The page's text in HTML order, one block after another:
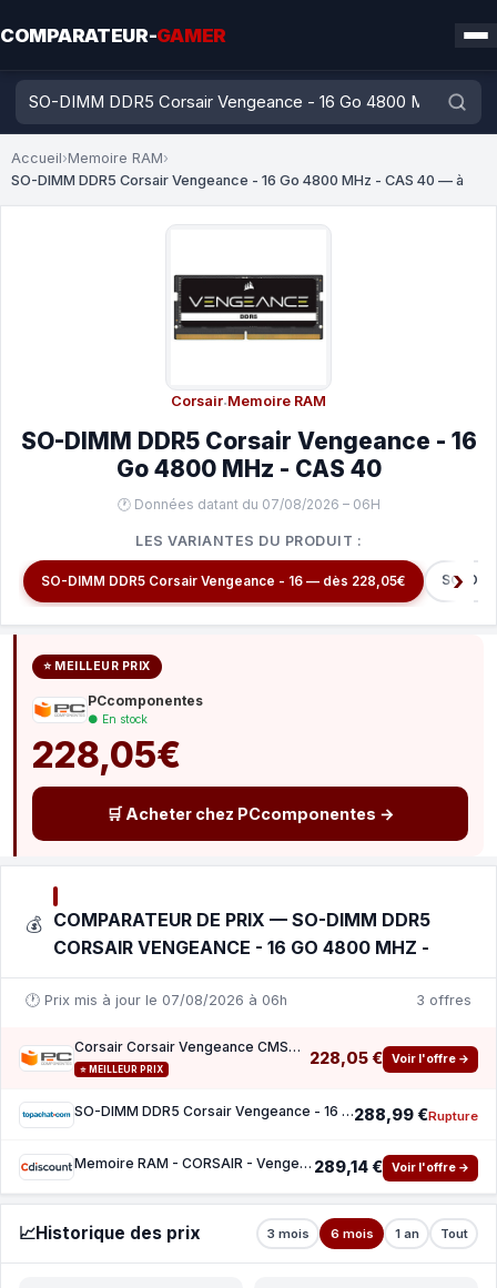
COMPARATEUR-GAMER
Accueil›Memoire RAM›
SO-DIMM DDR5 Corsair Vengeance - 16 Go 4800 MHz - CAS 40 — à
Corsair·Memoire RAM
SO-DIMM DDR5 Corsair Vengeance - 16
Go 4800 MHz - CAS 40
🕐 Données datant du 07/08/2026 – 06H
LES VARIANTES DU PRODUIT :
SO-DIMM DDR5 Corsair Vengeance - 16 — dès 228,05€ SO-
⭐ MEILLEUR PRIX
PCcomponentes
● En stock
228,05€
🛒 Acheter chez PCcomponentes →
💰 COMPARATEUR DE PRIX — SO-DIMM DDR5
CORSAIR VENGEANCE - 16 GO 4800 MHZ -
🕐 Prix mis à jour le 07/08/2026 à 06h 3 offres
Corsair Corsair Vengeance CMSX16GX5M1A4800C40 module de mémoire 16 Go 1 x 16 Go DDR5 4800
⭐ MEILLEUR PRIX
228,05 € Voir l'offre →
SO-DIMM DDR5 Corsair Vengeance - 16 Go 4800 MHz - CAS 40288,99 €Rupture
Memoire RAM - CORSAIR - Vengeance DDR5 - 16GB 1x16GB SODIMM - 4800 MHz - 11V - Black (CMSX 289,14 € Voir l'offre →
📈Historique des prix 3 mois 6 mois 1 an Tout